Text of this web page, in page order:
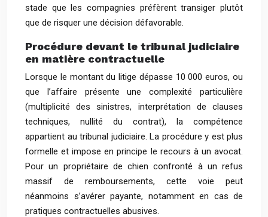
stade que les compagnies préfèrent transiger plutôt
que de risquer une décision défavorable.
Procédure devant le tribunal judiciaire
en matière contractuelle
Lorsque le montant du litige dépasse 10 000 euros, ou
que l’affaire présente une complexité particulière
(multiplicité des sinistres, interprétation de clauses
techniques, nullité du contrat), la compétence
appartient au tribunal judiciaire. La procédure y est plus
formelle et impose en principe le recours à un avocat.
Pour un propriétaire de chien confronté à un refus
massif de remboursements, cette voie peut
néanmoins s’avérer payante, notamment en cas de
pratiques contractuelles abusives.